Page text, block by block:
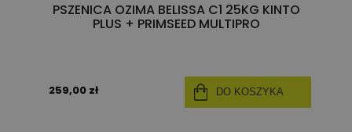
PSZENICA OZIMA BELISSA C1 25KG KINTO
PLUS + PRIMSEED MULTIPRO
259,00 zł DO KOSZYKA